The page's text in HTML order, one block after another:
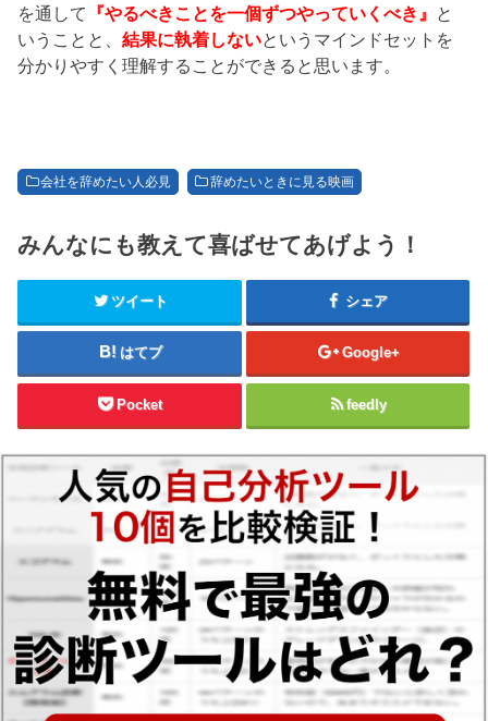
を通して
『やるべきことを一個ずつやっていくべき』 と
いうことと、結果に執着しないというマインドセットを
分かりやすく理解することができると思います。
会社を辞めたい人必見 辞めたいときに見る映画
みんなにも教えて喜ばせてあげよう！
ツイート シェア
はてブ Google+
Pocket feedly